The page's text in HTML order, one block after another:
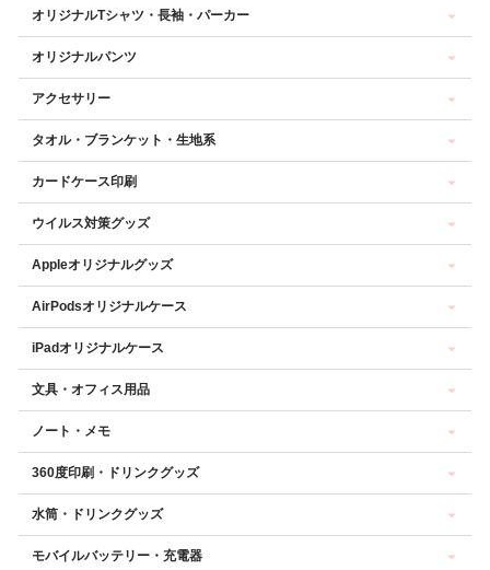
オリジナルTシャツ・長袖・パーカー
オリジナルパンツ
アクセサリー
タオル・ブランケット・生地系
カードケース印刷
ウイルス対策グッズ
Appleオリジナルグッズ
AirPodsオリジナルケース
iPadオリジナルケース
文具・オフィス用品
ノート・メモ
360度印刷・ドリンクグッズ
水筒・ドリンクグッズ
モバイルバッテリー・充電器